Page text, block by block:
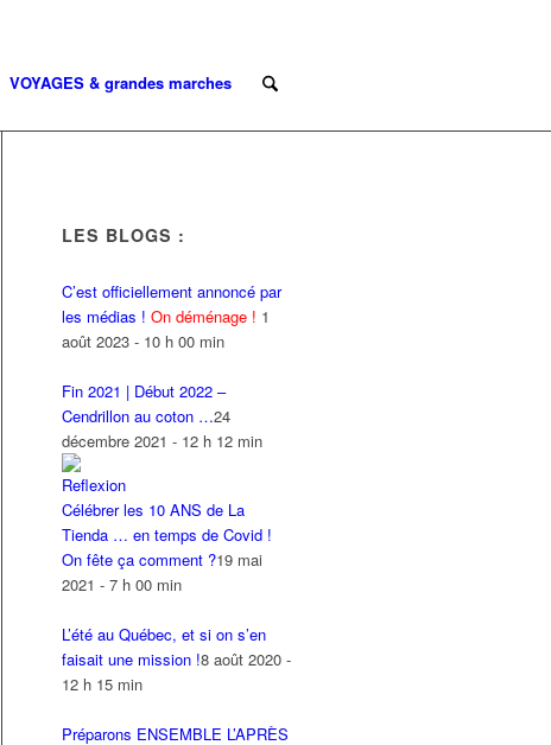
VOYAGES & grandes marches
LES BLOGS :
C’est officiellement annoncé par
les médias !On déménage ! 1
août 2023 - 10 h 00 min
Fin 2021 | Début 2022 –
Cendrillon au coton …24
décembre 2021 - 12 h 12 min
Célébrer les 10 ANS de La
Tienda … en temps de Covid !
On fête ça comment ?19 mai
2021 - 7 h 00 min
L’été au Québec, et si on s’en
faisait une mission !8 août 2020 -
12 h 15 min
Préparons ENSEMBLE L’APRÈS